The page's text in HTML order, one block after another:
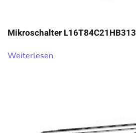
Mikroschalter L16T84C21HB313
Weiterlesen